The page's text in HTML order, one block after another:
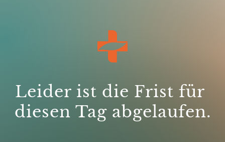
Leider ist die Frist für
diesen Tag abgelaufen.